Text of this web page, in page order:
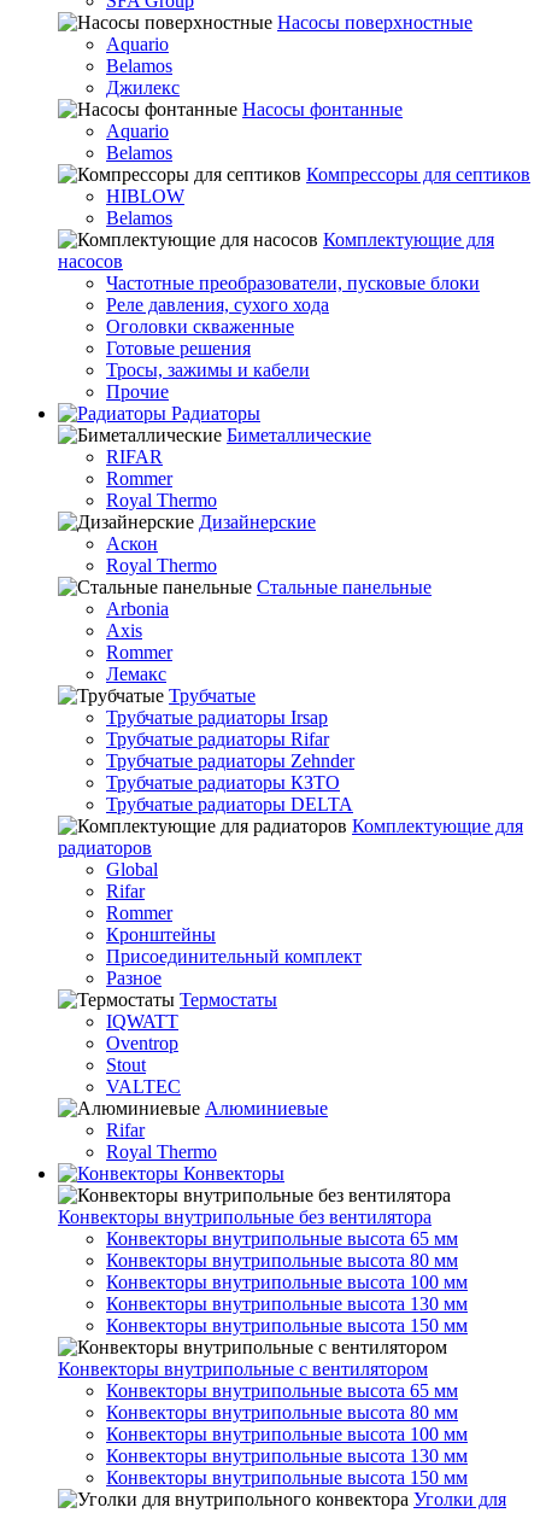
Насосы поверхностные
Aquario
Belamos
Джилекс
Насосы фонтанные
Aquario
Belamos
Компрессоры для септиков
HIBLOW
Belamos
Комплектующие для
насосов
Частотные преобразователи, пусковые блоки
Реле давления, сухого хода
Оголовки скваженные
Готовые решения
Тросы, зажимы и кабели
Прочие
Радиаторы
Биметаллические
RIFAR
Rommer
Royal Thermo
Дизайнерские
Аскон
Royal Thermo
Стальные панельные
Arbonia
Axis
Rommer
Лемакс
Трубчатые
Трубчатые радиаторы Irsap
Трубчатые радиаторы Rifar
Трубчатые радиаторы Zehnder
Трубчатые радиаторы КЗТО
Трубчатые радиаторы DELTA
Комплектующие для
радиаторов
Global
Rifar
Rommer
Кронштейны
Присоединительный комплект
Разное
Термостаты
IQWATT
Oventrop
Stout
VALTEC
Алюминиевые
Rifar
Royal Thermo
Конвекторы
Конвекторы внутрипольные без вентилятора
Конвекторы внутрипольные высота 65 мм
Конвекторы внутрипольные высота 80 мм
Конвекторы внутрипольные высота 100 мм
Конвекторы внутрипольные высота 130 мм
Конвекторы внутрипольные высота 150 мм
Конвекторы внутрипольные с вентилятором
Конвекторы внутрипольные высота 65 мм
Конвекторы внутрипольные высота 80 мм
Конвекторы внутрипольные высота 100 мм
Конвекторы внутрипольные высота 130 мм
Конвекторы внутрипольные высота 150 мм
Уголки для